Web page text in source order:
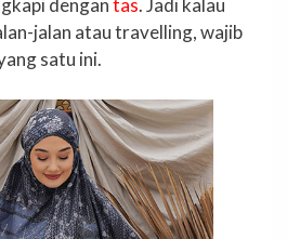
jalan atau travelling, wajib
satu ini.